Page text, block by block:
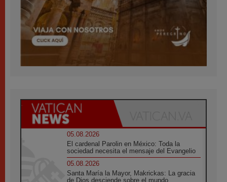
05.08.2026
El cardenal Parolin en México: Toda la
sociedad necesita el mensaje del Evangelio
05.08.2026
Santa María la Mayor, Makrickas: La gracia
de Dios desciende sobre el mundo